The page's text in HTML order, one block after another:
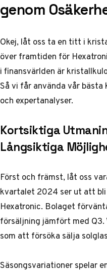
genom
Okej, låt oss ta en titt i
över framtiden för
i finansvärlden är
Så vi får använda vår
och expertanalyser.
Kortsiktiga
Långsiktiga
Först och främst, låt oss
kvartalet 2024 ser ut att
Hexatronic. Bolaget
försäljning jämfört med
som att försöka sälja
Säsongsvariationer spelar